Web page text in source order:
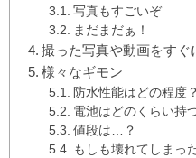
写真もすごいぞ
まだまだぁ！
撮った写真や動画をすぐ
様々なギモン
防水性能はどの程度？
電池はどのくらい持
値段は…？
もしも壊れてしまっ